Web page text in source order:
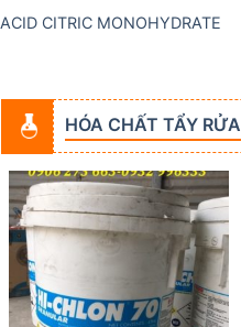
ACID CITRIC MONOHYDRATE
HÓA CHẤT TẨY RỬA
Add to
wishlist